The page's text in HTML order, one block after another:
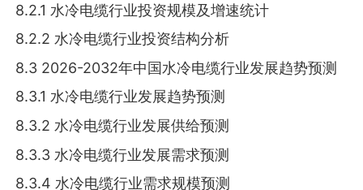
8.2.1 水冷电缆行业投资规模及增速统计
8.2.2 水冷电缆行业投资结构分析
8.3 2026-2032年中国水冷电缆行业发展趋势预测
8.3.1 水冷电缆行业发展趋势预测
8.3.2 水冷电缆行业发展供给预测
8.3.3 水冷电缆行业发展需求预测
8.3.4 水冷电缆行业需求规模预测